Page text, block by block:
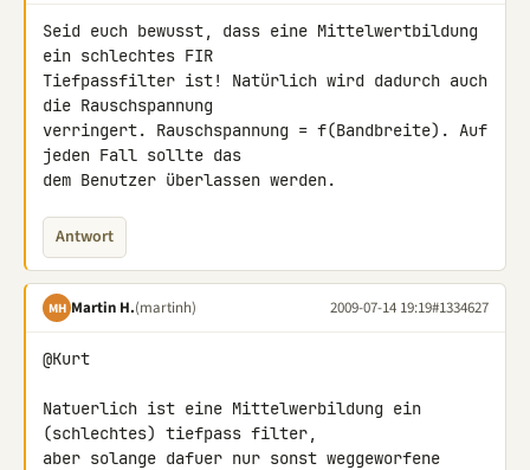
Seid euch bewusst, dass eine Mittelwertbildung
ein schlechtes FIR
Tiefpassfilter ist! Natürlich wird dadurch auch
die Rauschspannung
verringert. Rauschspannung = f(Bandbreite). Auf
jeden Fall sollte das
dem Benutzer überlassen werden.
Antwort
MH Martin H.(martinh) 2009-07-14 19:19#1334627
@Kurt
Natuerlich ist eine Mittelwerbildung ein
(schlechtes) tiefpass filter,
aber solange dafuer nur sonst weggeworfene